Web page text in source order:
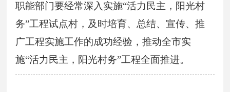
职能部门要经常深入实施“活力民主，阳光村
务”工程试点村，及时培育、总结、宣传、推
广工程实施工作的成功经验，推动全市实
施“活力民主，阳光村务”工程全面推进。